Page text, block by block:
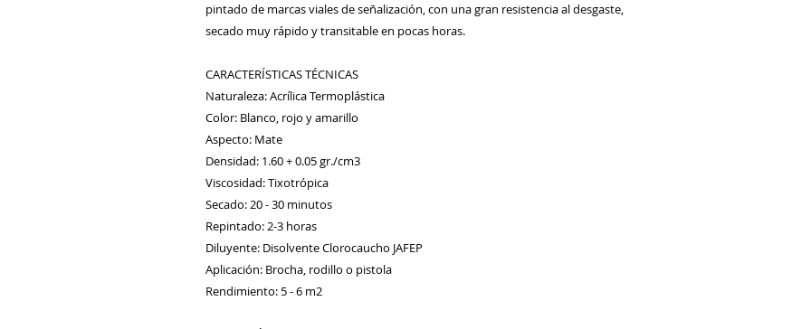
pintado de marcas viales de señalización, con una gran resistencia al desgaste,
secado muy rápido y transitable en pocas horas.
CARACTERÍSTICAS TÉCNICAS
Naturaleza: Acrílica Termoplástica
Color: Blanco, rojo y amarillo
Aspecto: Mate
Densidad: 1.60 + 0.05 gr./cm3
Viscosidad: Tixotrópica
Secado: 20 - 30 minutos
Repintado: 2-3 horas
Diluyente: Disolvente Clorocaucho JAFEP
Aplicación: Brocha, rodillo o pistola
Rendimiento: 5 - 6 m2